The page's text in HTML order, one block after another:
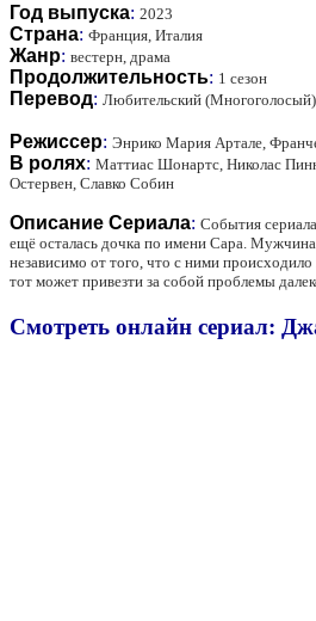
Год выпуска: 2023
Страна: Франция, Италия
Жанр: вестерн, драма
Продолжительность: 1 сезон
Перевод: Любительский (Многоголосый)
Режиссер: Энрико Мария Артале,
В ролях: Маттиас Шонартс, Николас
Остервен, Славко Собин
Описание Сериала: События
ещё осталась дочка по имени Сара.
независимо от того, что с ними
тот может привезти за собой проблемы
Смотреть онлайн сериал: